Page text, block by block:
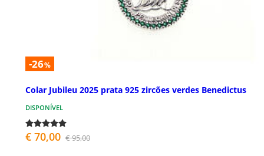
-26%
Colar Jubileu 2025 prata 925 zircões verdes Benedictus
DISPONÍVEL
€ 70,00 € 95,00